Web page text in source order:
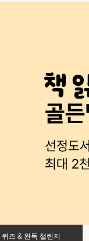
즈 & 완독 챌린지